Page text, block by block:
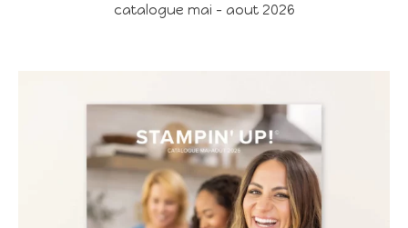
catalogue mai - aout 2026